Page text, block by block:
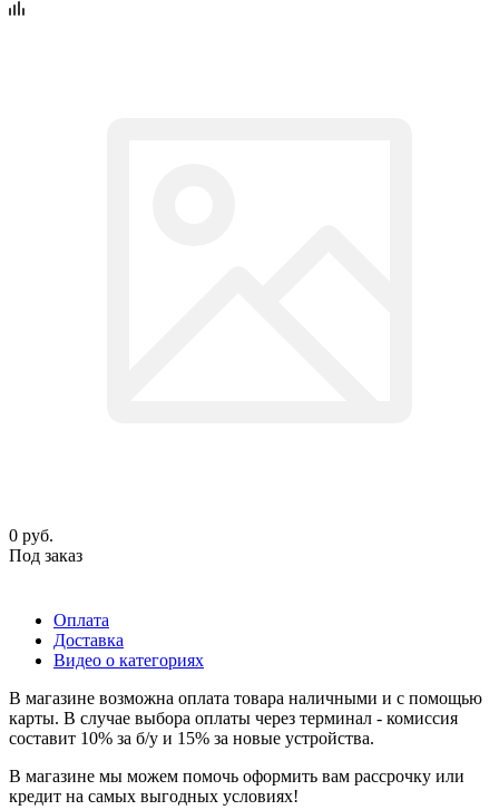
0 руб.
Под заказ
Оплата
Доставка
Видео о категориях
В магазине возможна оплата товара наличными и с помощью
карты. В случае выбора оплаты через терминал - комиссия
составит 10% за б/у и 15% за новые устройства.
В магазине мы можем помочь оформить вам рассрочку или
кредит на самых выгодных условиях!